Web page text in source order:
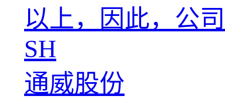
以上，因此，公
SH
通威股份